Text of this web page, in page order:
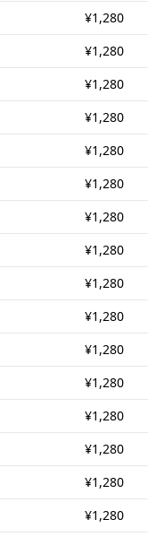
¥1,280
¥1,280
¥1,280
¥1,280
¥1,280
¥1,280
¥1,280
¥1,280
¥1,280
¥1,280
¥1,280
¥1,280
¥1,280
¥1,280
¥1,280
¥1,280